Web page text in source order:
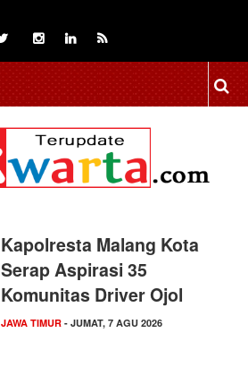
Kapolresta Malang Kota
Serap Aspirasi 35
Komunitas Driver Ojol
JAWA TIMUR - JUMAT, 7 AGU 2026